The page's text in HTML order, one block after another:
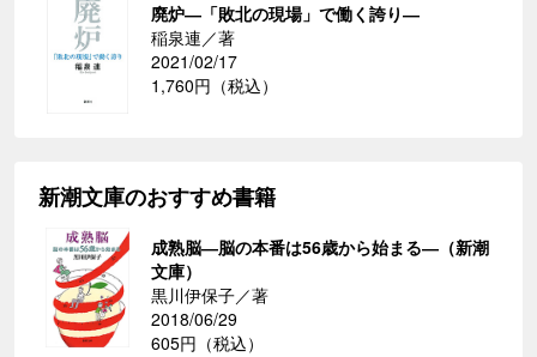
廃炉―「敗北の現場」で働く誇り―
稲泉連／著
2021/02/17
1,760円（税込）
新潮文庫のおすすめ書籍
成熟脳―脳の本番は56歳から始まる―（新潮
文庫）
黒川伊保子／著
2018/06/29
605円（税込）